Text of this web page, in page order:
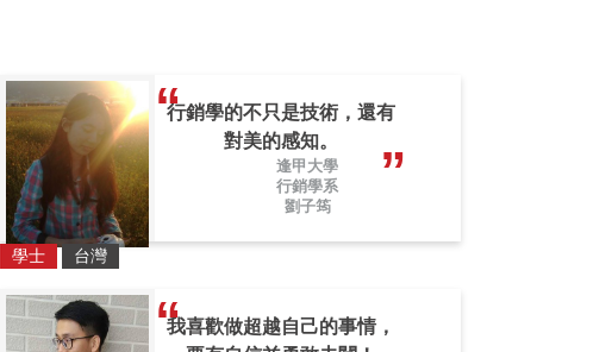
行銷學的不只是技術，還有
對美的感知。
逢甲大學
行銷學系
劉子筠
學士 台灣
我喜歡做超越自己的事情，